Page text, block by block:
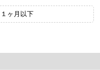
１ヶ月以下